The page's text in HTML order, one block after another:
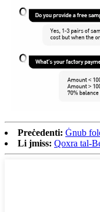
Preċedenti: Ġnub
Li jmiss: Qoxra tal-